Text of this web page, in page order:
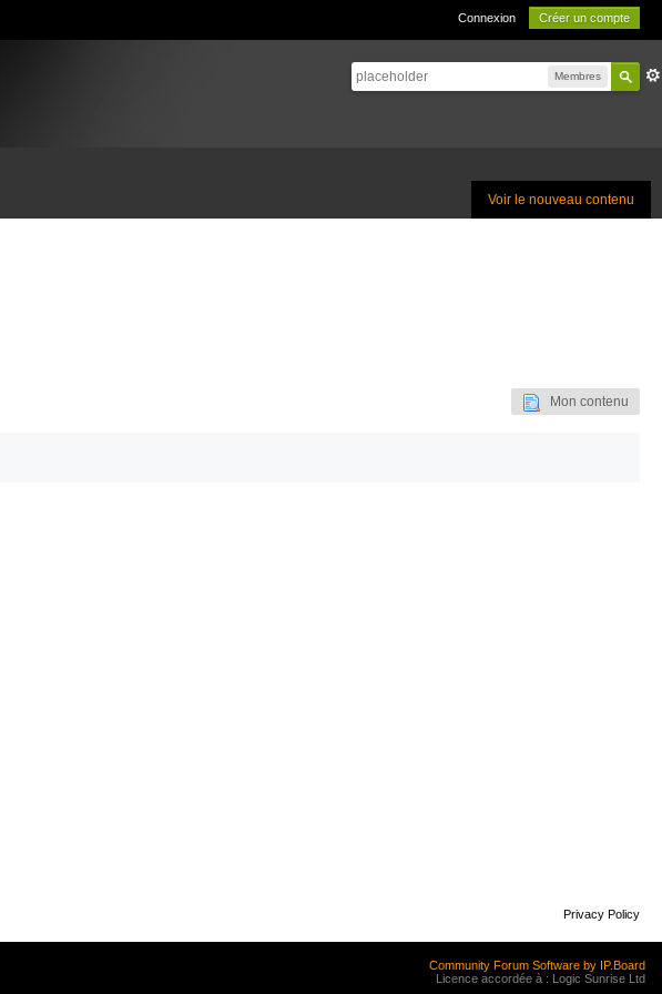
Connexion Créer un compte
Membres
Voir le nouveau contenu
Mon contenu
Privacy Policy
Community Forum Software by IP.Board
Licence accordée à : Logic Sunrise Ltd